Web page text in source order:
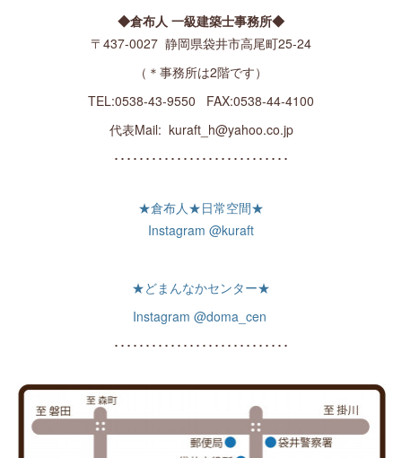
◆倉布人 一級建築士事務所◆
〒437-0027 静岡県袋井市高尾町25-24
（＊事務所は2階です）
TEL:0538-43-9550 FAX:0538-44-4100
代表Mail: kuraft_h@yahoo.co.jp
････････････････････････････
★倉布人★日常空間★
Instagram @kuraft
★どまんなかセンター★
Instagram @doma_cen
････････････････････････････